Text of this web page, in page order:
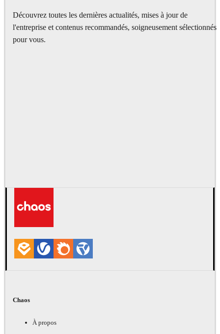
Découvrez toutes les dernières actualités, mises à jour de
l'entreprise et contenus recommandés, soigneusement sélectionnés
pour vous.
Chaos
À propos